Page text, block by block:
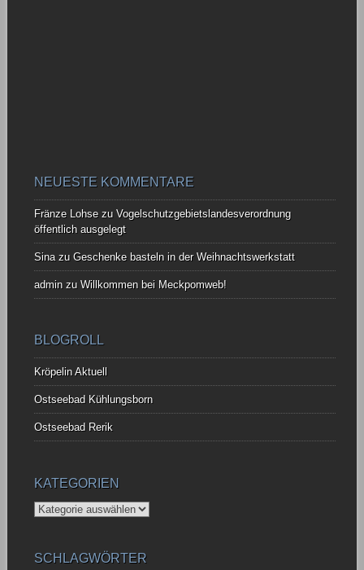
NEUESTE KOMMENTARE
Fränze Lohsezu Vogelschutzgebietslandesverordnung
öffentlich ausgelegt
Sinazu Geschenke basteln in der Weihnachtswerkstatt
adminzu Willkommen bei Meckpomweb!
BLOGROLL
Kröpelin Aktuell
Ostseebad Kühlungsborn
Ostseebad Rerik
KATEGORIEN
Kategorien
SCHLAGWÖRTER